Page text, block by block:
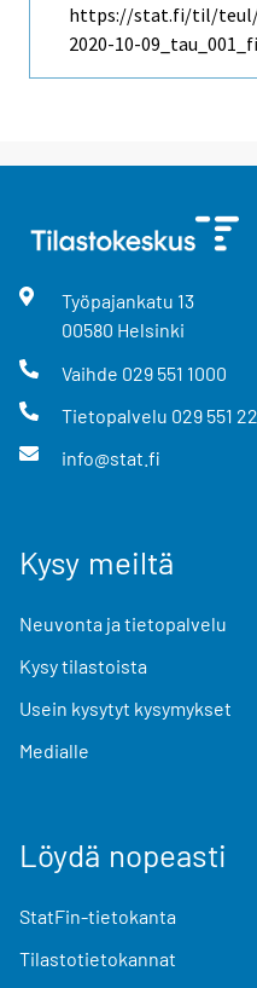
https://stat.fi/til/teul/
2020-10-
Työpajankatu 13
00580 Helsinki
Vaihde 029 551 1000
Tietopalvelu 029 551
info@stat.fi
Kysy meiltä
Neuvonta ja tietopalvelu
Kysy tilastoista
Usein kysytyt kysymykset
Medialle
Löydä nopeasti
StatFin-tietokanta
Tilastotietokannat